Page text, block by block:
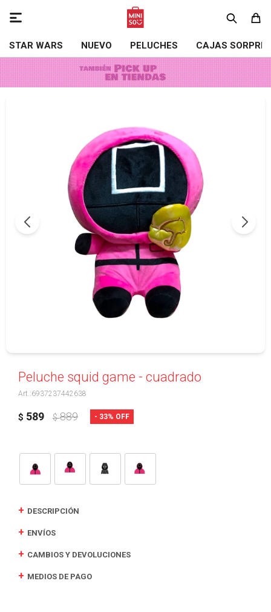
STAR WARS NUEVO PELUCHES CAJAS

Peluche squid game - cuadrado
6937237442638
$ 589 $ 889 33
DESCRIPCIÓN
ENVÍOS
CAMBIOS Y DEVOLUCIONES
MEDIOS DE PAGO